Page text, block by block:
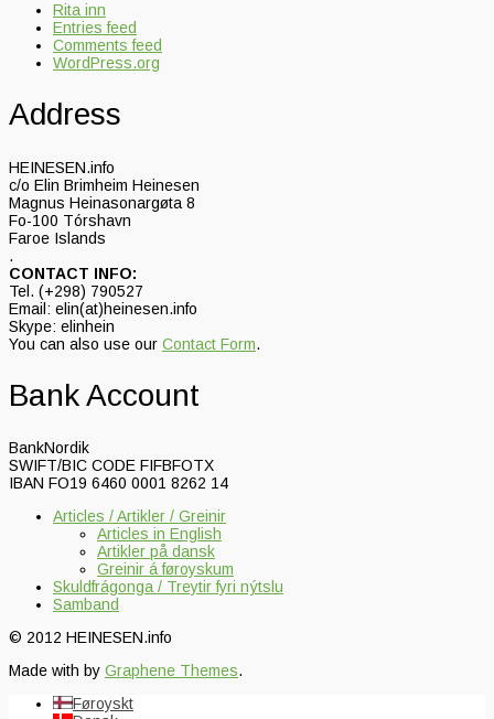
Rita inn
Entries feed
Comments feed
WordPress.org
Address
HEINESEN.info
c/o Elin Brimheim Heinesen
Magnus Heinasonargøta 8
Fo-100 Tórshavn
Faroe Islands
.
CONTACT INFO:
Tel. (+298) 790527
Email: elin(at)heinesen.info
Skype: elinhein
You can also use our Contact Form.
Bank Account
BankNordik
SWIFT/BIC CODE FIFBFOTX
IBAN FO19 6460 0001 8262 14
Articles / Artikler / Greinir
Articles in English
Artikler på dansk
Greinir á føroyskum
Skuldfrágonga / Treytir fyri nýtslu
Samband
© 2012 HEINESEN.info
Made with by Graphene Themes.
Føroyskt